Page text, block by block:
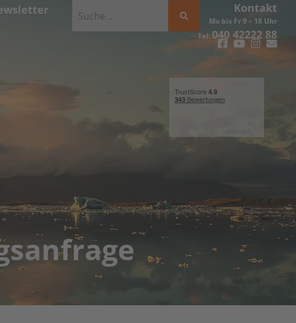
Tel:040 42222 88
Mo bis Fr 9 – 18 Uhr
Kontakt